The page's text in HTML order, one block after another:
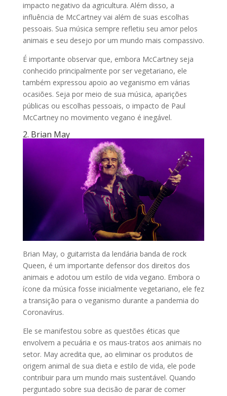
impacto negativo da agricultura. Além disso, a
influência de McCartney vai além de suas escolhas
pessoais. Sua música sempre refletiu seu amor pelos
animais e seu desejo por um mundo mais compassivo.
É importante observar que, embora McCartney seja
conhecido principalmente por ser vegetariano, ele
também expressou apoio ao veganismo em várias
ocasiões. Seja por meio de sua música, aparições
públicas ou escolhas pessoais, o impacto de Paul
McCartney no movimento vegano é inegável.
2. Brian May
Brian May, o guitarrista da lendária banda de rock
Queen, é um importante defensor dos direitos dos
animais e adotou um estilo de vida vegano. Embora o
ícone da música fosse inicialmente vegetariano, ele fez
a transição para o veganismo durante a pandemia do
Coronavírus.
Ele se manifestou sobre as questões éticas que
envolvem a pecuária e os maus-tratos aos animais no
setor. May acredita que, ao eliminar os produtos de
origem animal de sua dieta e estilo de vida, ele pode
contribuir para um mundo mais sustentável. Quando
perguntado sobre sua decisão de parar de comer